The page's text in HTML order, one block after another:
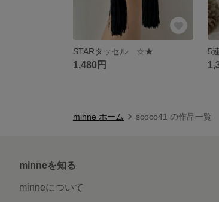
STARタッセル ☆★
1,480円
5
minne ホーム scoco41 の作品一覧
minneを知る
minneについて